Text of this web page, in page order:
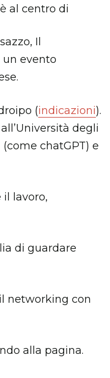
è al centro di
Il
evento
(indicazioni).
degli
chatGPT) e
il lavoro,
di guardare
networking con
alla pagina.